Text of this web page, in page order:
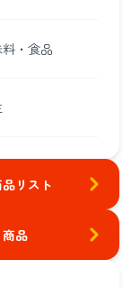
・食品
リスト
品